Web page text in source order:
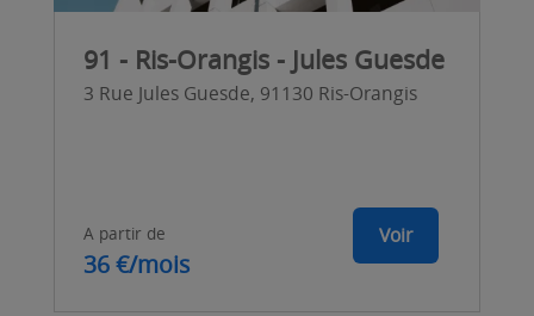
91 - Ris-Orangis - Jules Guesde
3 Rue Jules Guesde, 91130 Ris-Orangis
A partir de
36 €/mois
Voir